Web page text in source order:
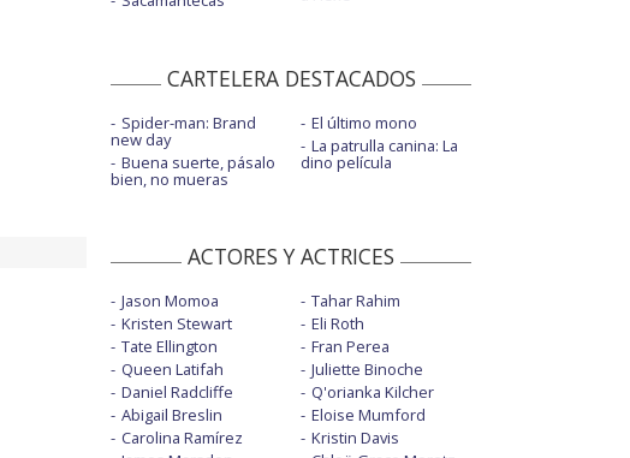
CARTELERA DESTACADOS
Spider-man: Brand
new day
Buena suerte, pásalo
bien, no mueras
El último mono
La patrulla canina: La
dino película
ACTORES Y ACTRICES
Jason Momoa
Kristen Stewart
Tate Ellington
Queen Latifah
Daniel Radcliffe
Abigail Breslin
Carolina Ramírez
Tahar Rahim
Eli Roth
Fran Perea
Juliette Binoche
Q'orianka Kilcher
Eloise Mumford
Kristin Davis